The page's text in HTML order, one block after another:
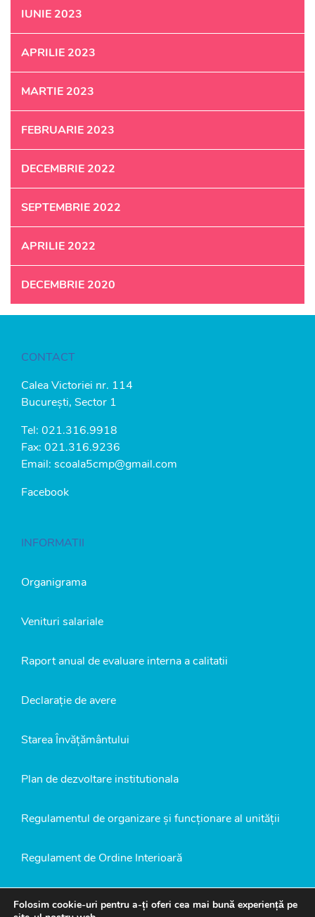
IUNIE 2023
APRILIE 2023
MARTIE 2023
FEBRUARIE 2023
DECEMBRIE 2022
SEPTEMBRIE 2022
APRILIE 2022
DECEMBRIE 2020
CONTACT
Calea Victoriei nr. 114
București, Sector 1
Tel: 021.316.9918
Fax: 021.316.9236
Email: scoala5cmp@gmail.com
Facebook
INFORMATII
Organigrama
Venituri salariale
Raport anual de evaluare interna a calitatii
Declarație de avere
Starea Învățământului
Plan de dezvoltare institutionala
Regulamentul de organizare și funcționare al unității
Regulament de Ordine Interioară
Politică de confidențialitate
Folosim cookie-uri pentru a-ți oferi cea mai bună experiență pe